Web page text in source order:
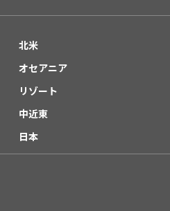
北米
オセアニア
リゾート
中近東
日本